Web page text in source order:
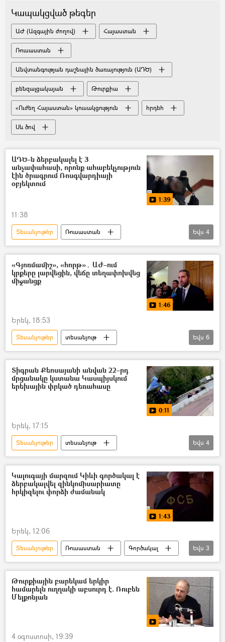
տեսանյութ
Կապակցված թեգեր
ԱԺ (Ազգային ժողով) Հայաստան
Ռուսաստան
Անվտանգության դաշնային ծառայություն (ԱԴԾ)
բենզալցակայան Թուրքիա
«Ուժեղ Հայաստան» կուսակցություն հրդեհ
Սև ծով
ԱԴԾ–ն ձերբակալել է 3
անչափահասի, որոնք ահաբեկչություն
էին ծրագրում Ռոսգվարդիայի
օբյեկտում
1:39
11:38
Տեսանյութեր
Ռուսաստան
Անվտանգության դաշնային ծառայություն (ԱԴԾ)
Անչափահաս
Ձերբակալություն
տեսանյութ
Եվս 4
«Գյոռմամիշ», «հորթ»․ ԱԺ–ում
կրքերը լարվեցին, վեճը տեղափոխվեց
միջանցք
1:46
Երեկ, 18:53
Տեսանյութեր
տեսանյութ
ԱԺ (Ազգային ժողով)
Ռուբեն Ռուբինյան
Նարեկ Կարապետյան
վեճ
«Ուժեղ Հայաստան» կուսակցություն
«Քաղաքացիական պայմանագիր» խմբակցություն
Եվս 6
Տիգրան Քեոսայանի անվան 22–րդ
մրցանակը կստանա Կասպիյսկում
երեխային փրկած դեռահասը
0:11
Երեկ, 17:15
Տեսանյութեր
տեսանյութ
Տիգրան Քեոսայան
մրցանակ
Կասպիյսկ
Մարգարիտա Սիմոնյան
Եվս 4
Կալուգայի մարզում Կիևի գործակալ է
ձերբակալվել զինկոմիսարիատը
հրկիզելու փորձի ժամանակ
1:43
Երեկ, 12:06
Տեսանյութեր Ռուսաստան
Գործակալ
Անվտանգության դաշնային ծառայություն (ԱԴԾ)
Զինկոմիսարիատ
տեսանյութ
Եվս 3
Թուրքիային բարեկամ երկիր
համարելն ուղղակի աբսուրդ է. Ռուբեն
Մելքոնյան
4 օգոստոսի, 19:39